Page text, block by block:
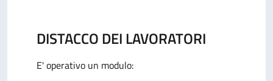
DISTACCO DEI LAVORATORI
E' operativo un modulo: